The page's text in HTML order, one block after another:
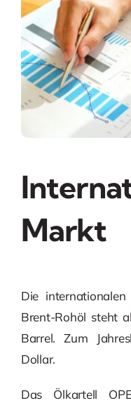
Markt
Die
Brent-Rohöl steht
Barrel. Zum
Dollar.
Das Ölkartell